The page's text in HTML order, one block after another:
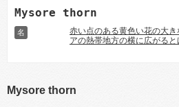
Mysore thorn
名
赤い点のある黄色い花の大
アの熱帯地方の横に広がる
Mysore thorn